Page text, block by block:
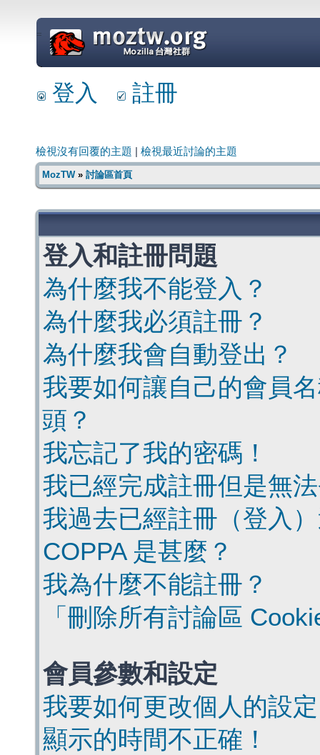
=
登入 註冊
檢視沒有回覆的主題 檢視最近討論的主題
MozTW» 討論區首頁
登入和註冊問題
為什麼我不能登入？
為什麼我必須註冊？
為什麼我會自動登出？
我要如何讓自己的會員
頭？
我忘記了我的密碼！
我已經完成註冊但是無
我過去已經註冊（登入
COPPA 是甚麼？
我為什麼不能註冊？
「刪除所有討論區
會員參數和設定
我要如何更改個人的設
顯示的時間不正確！